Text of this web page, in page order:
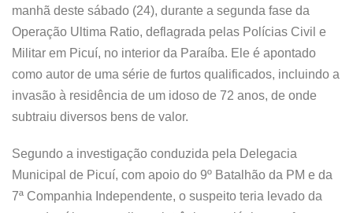
manhã deste sábado (24), durante a segunda fase da
Operação Ultima Ratio, deflagrada pelas Polícias Civil e
Militar em Picuí, no interior da Paraíba. Ele é apontado
como autor de uma série de furtos qualificados, incluindo a
invasão à residência de um idoso de 72 anos, de onde
subtraiu diversos bens de valor.
Segundo a investigação conduzida pela Delegacia
Municipal de Picuí, com apoio do 9º Batalhão da PM e da
7ª Companhia Independente, o suspeito teria levado da